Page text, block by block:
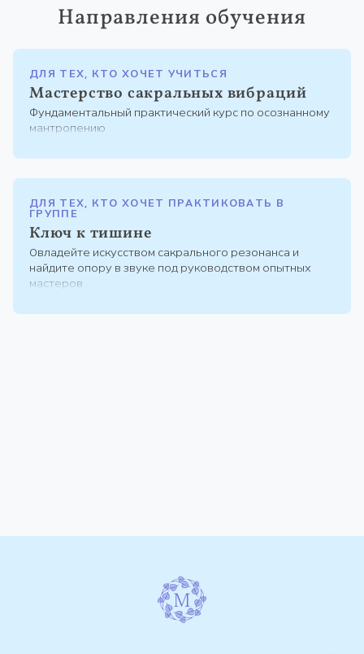
Направления обучения
ДЛЯ ТЕХ, КТО ХОЧЕТ УЧИТЬСЯ
Мастерство сакральных вибраций
Фундаментальный практический курс по осознанному
мантропению
ДЛЯ ТЕХ, КТО ХОЧЕТ ПРАКТИКОВАТЬ В
ГРУППЕ
Ключ к тишине
Овладейте искусством сакрального резонанса и
найдите опору в звуке под руководством опытных
мастеров